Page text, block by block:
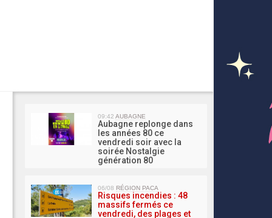
09:42 AUBAGNE
Aubagne replonge dans
les années 80 ce
vendredi soir avec la
soirée Nostalgie
génération 80
06/08 RÉGION PACA
Risques incendies : 48
massifs fermés ce
vendredi, des plages et